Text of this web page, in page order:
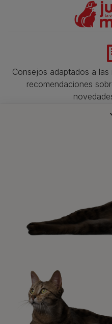
Consejos adaptados a
recomendaciones
para resolver
Promociones,
todas
¡No te lo pierdas,
a disfrutar